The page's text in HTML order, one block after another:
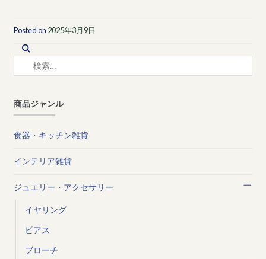
Posted on 2025年3月9日
索:
商品ジャンル
食器・キッチン雑貨
インテリア雑貨
ジュエリー・アクセサリー
イヤリング
ピアス
ブローチ